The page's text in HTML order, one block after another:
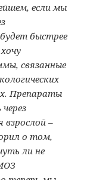
если мы
быстрее
связанные
Препараты
взрослой –
о том,
ли не